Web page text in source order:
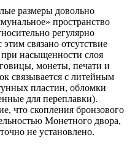
размеры довольно
пространство
регулярно
связано отсутствие
насыщенности слоя
монеты, печати и
связывается с литейным
пластин, обломки
для переплавки).
что скопления бронзового
Монетного двора,
не установлено.